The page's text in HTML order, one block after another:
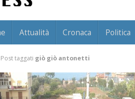
Attualità Cronaca Politica
Post taggati giò giò antonetti